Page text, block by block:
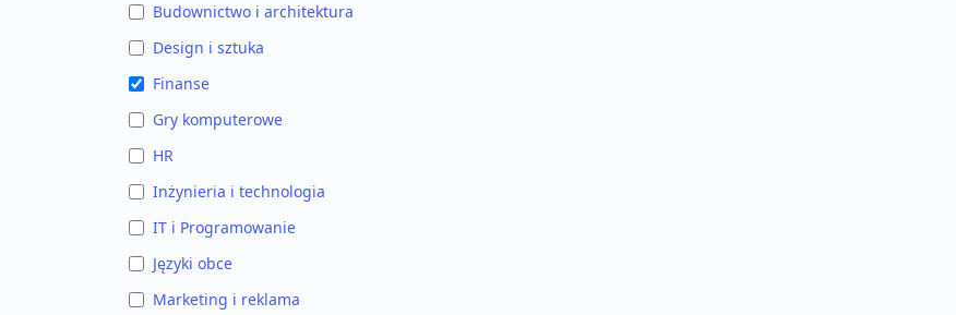
Budownictwo i architektura
Design i sztuka
Finanse
Gry komputerowe
HR
Inżynieria i technologia
IT i Programowanie
Języki obce
Marketing i reklama